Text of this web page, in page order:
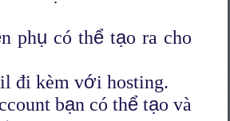
n phụ có thể tạo ra cho
đi kèm với hosting.
bạn có thểtạo và